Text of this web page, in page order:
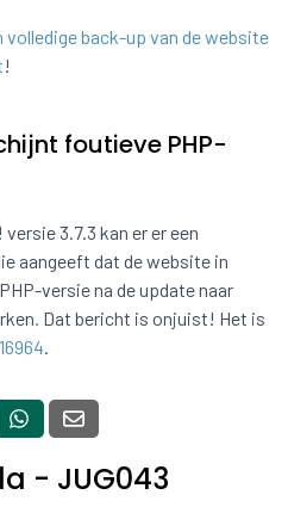
volledige back-up van de website
!
foutieve PHP-
3.7.3 kan er er een
aangeeft dat de website in
versie na de update naar
. Dat bericht is onjuist! Het is
.
- JUG043